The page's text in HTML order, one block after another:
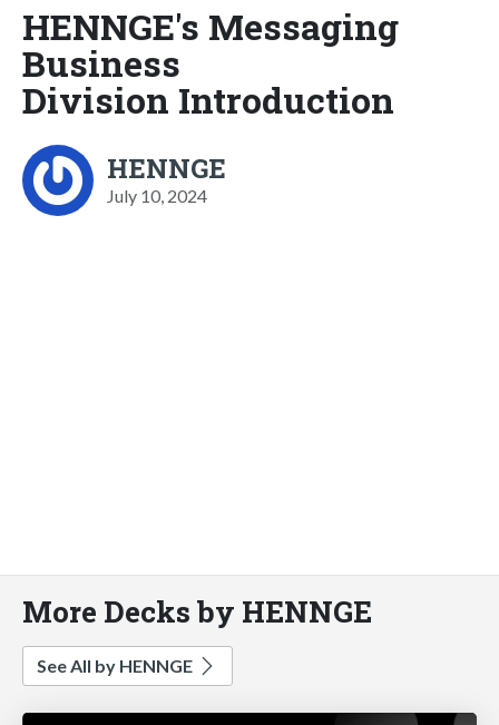
HENNGE's Messaging
Business
Division Introduction
HENNGE
July 10, 2024
More Decks by HENNGE
See All by HENNGE